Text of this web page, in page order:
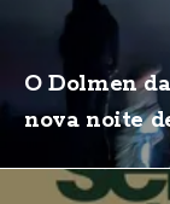
O Dolmen
nova noite